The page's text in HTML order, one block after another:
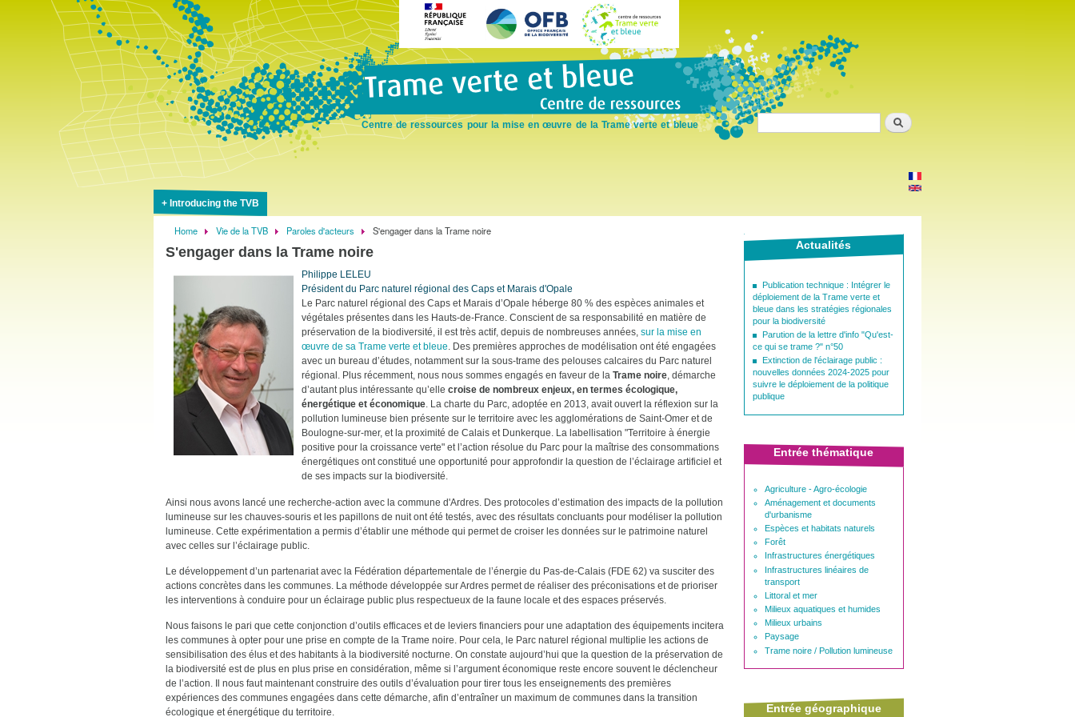
to
main
Centre de ressources pour la mise en œuvre de la Trame verte et bleue
Introducing the TVB
Breadcrumb
Home Vie de la TVB Paroles d'acteurs S'engager dans la Trame noire
S'engager dans la Trame noire
Philippe LELEU
Président du Parc naturel régional des Caps et Marais d'Opale
Le Parc naturel régional des Caps et Marais d’Opale héberge 80 % des espèces animales et
végétales présentes dans les Hauts-de-France. Conscient de sa responsabilité en matière de
préservation de la biodiversité, il est très actif, depuis de nombreuses années, sur la mise en
œuvre de sa Trame verte et bleue. Des premières approches de modélisation ont été engagées
avec un bureau d’études, notamment sur la sous-trame des pelouses calcaires du Parc naturel
régional. Plus récemment, nous nous sommes engagés en faveur de la Trame noire, démarche
d’autant plus intéressante qu’elle croise de nombreux enjeux, en termes écologique,
énergétique et économique. La charte du Parc, adoptée en 2013, avait ouvert la réflexion sur la
pollution lumineuse bien présente sur le territoire avec les agglomérations de Saint-Omer et de
Boulogne-sur-mer, et la proximité de Calais et Dunkerque. La labellisation "Territoire à énergie
positive pour la croissance verte" et l’action résolue du Parc pour la maîtrise des consommations
énergétiques ont constitué une opportunité pour approfondir la question de l’éclairage artificiel et
de ses impacts sur la biodiversité.
Ainsi nous avons lancé une recherche-action avec la commune d'Ardres. Des protocoles d’estimation des impacts de la pollution
lumineuse sur les chauves-souris et les papillons de nuit ont été testés, avec des résultats concluants pour modéliser la pollution
lumineuse. Cette expérimentation a permis d’établir une méthode qui permet de croiser les données sur le patrimoine naturel
avec celles sur l’éclairage public.
Le développement d’un partenariat avec la Fédération départementale de l’énergie du Pas-de-Calais (FDE 62) va susciter des
actions concrètes dans les communes. La méthode développée sur Ardres permet de réaliser des préconisations et de prioriser
les interventions à conduire pour un éclairage public plus respectueux de la faune locale et des espaces préservés.
Nous faisons le pari que cette conjonction d’outils efficaces et de leviers financiers pour une adaptation des équipements incitera
les communes à opter pour une prise en compte de la Trame noire. Pour cela, le Parc naturel régional multiplie les actions de
sensibilisation des élus et des habitants à la biodiversité nocturne. On constate aujourd’hui que la question de la préservation de
la biodiversité est de plus en plus prise en considération, même si l’argument économique reste encore souvent le déclencheur
de l’action. Il nous faut maintenant construire des outils d’évaluation pour tirer tous les enseignements des premières
expériences des communes engagées dans cette démarche, afin d’entraîner un maximum de communes dans la transition
écologique et énergétique du territoire.
Actualités
Publication technique : Intégrer le
déploiement de la Trame verte et
bleue dans les stratégies régionales
pour la biodiversité
Parution de la lettre d'info "Qu'est-
ce qui se trame ?" n°50
Extinction de l'éclairage public :
nouvelles données 2024-2025 pour
suivre le déploiement de la politique
publique
Entrée thématique
Agriculture - Agro-écologie
Aménagement et documents
d'urbanisme
Espèces et habitats naturels
Forêt
Infrastructures énergétiques
Infrastructures linéaires de
transport
Littoral et mer
Milieux aquatiques et humides
Milieux urbains
Paysage
Trame noire / Pollution lumineuse
Entrée géographique